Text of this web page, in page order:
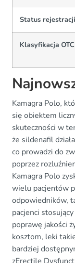
Status
Klasyfikacja
Kamagra Polo,
się obiektem
skuteczności w
że sildenafil
co prowadzi do
poprzez
Kamagra Polo
wielu pacjentów
odpowiedników,
pacjenci
poprawę jakości
kosztom, leki
bardziej